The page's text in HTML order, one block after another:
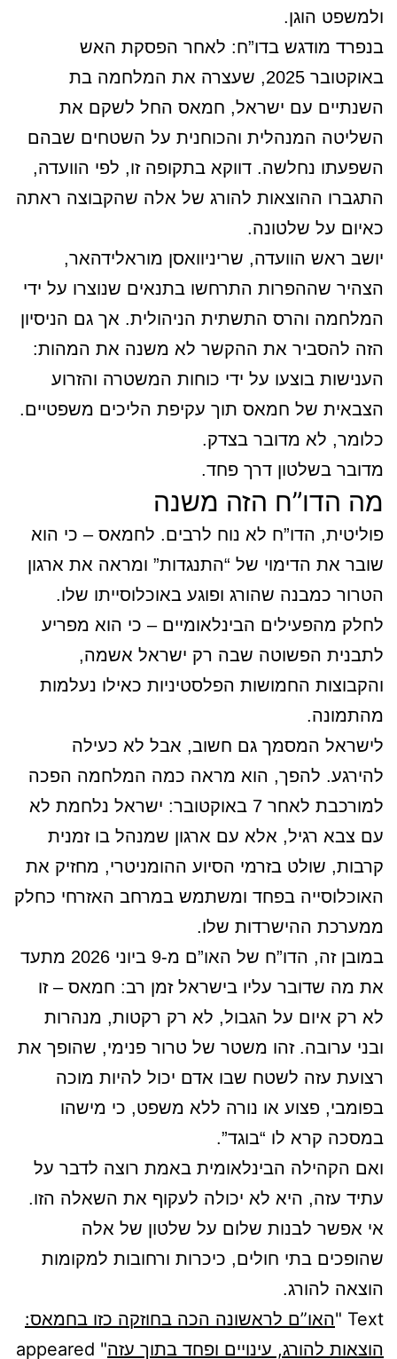
ולמשפט הוגן.
בנפרד מודגש בדו”ח: לאחר הפסקת האש
באוקטובר 2025, שעצרה את המלחמה בת
השנתיים עם ישראל, חמאס החל לשקם את
השליטה המנהלית והכוחנית על השטחים שבהם
השפעתו נחלשה. דווקא בתקופה זו, לפי הוועדה,
התגברו ההוצאות להורג של אלה שהקבוצה ראתה
כאיום על שלטונה.
יושב ראש הוועדה, שריניוואסן מוראלידהאר,
הצהיר שההפרות התרחשו בתנאים שנוצרו על ידי
המלחמה והרס התשתית הניהולית. אך גם הניסיון
הזה להסביר את ההקשר לא משנה את המהות:
הענישות בוצעו על ידי כוחות המשטרה והזרוע
הצבאית של חמאס תוך עקיפת הליכים משפטיים.
כלומר, לא מדובר בצדק.
מדובר בשלטון דרך פחד.
מה הדו”ח הזה משנה
פוליטית, הדו”ח לא נוח לרבים. לחמאס – כי הוא
שובר את הדימוי של “התנגדות” ומראה את ארגון
הטרור כמבנה שהורג ופוגע באוכלוסייתו שלו.
לחלק מהפעילים הבינלאומיים – כי הוא מפריע
לתבנית הפשוטה שבה רק ישראל אשמה,
והקבוצות החמושות הפלסטיניות כאילו נעלמות
מהתמונה.
לישראל המסמך גם חשוב, אבל לא כעילה
להירגע. להפך, הוא מראה כמה המלחמה הפכה
למורכבת לאחר 7 באוקטובר: ישראל נלחמת לא
עם צבא רגיל, אלא עם ארגון שמנהל בו זמנית
קרבות, שולט בזרמי הסיוע ההומניטרי, מחזיק את
האוכלוסייה בפחד ומשתמש במרחב האזרחי כחלק
ממערכת ההישרדות שלו.
במובן זה, הדו”ח של האו”ם מ-9 ביוני 2026 מתעד
את מה שדובר עליו בישראל זמן רב: חמאס – זו
לא רק איום על הגבול, לא רק רקטות, מנהרות
ובני ערובה. זהו משטר של טרור פנימי, שהופך את
רצועת עזה לשטח שבו אדם יכול להיות מוכה
בפומבי, פצוע או נורה ללא משפט, כי מישהו
במסכה קרא לו “בוגד”.
ואם הקהילה הבינלאומית באמת רוצה לדבר על
עתיד עזה, היא לא יכולה לעקוף את השאלה הזו.
אי אפשר לבנות שלום על שלטון של אלה
שהופכים בתי חולים, כיכרות ורחובות למקומות
הוצאה להורג.
Text "
האו”ם לראשונה הכה בחוזקה כזו בחמאס:
הוצאות להורג, עינויים ופחד בתוך עזה
" appeared